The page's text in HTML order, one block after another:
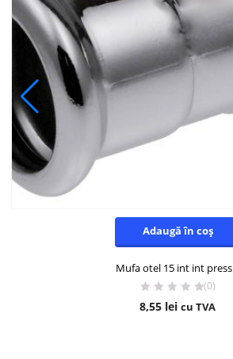
Adaugă în coș
Mufa otel 15 int int press
(0)
8,55 lei cu TVA